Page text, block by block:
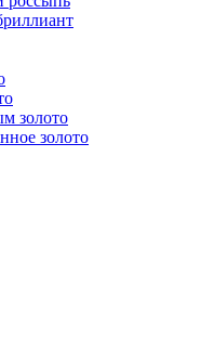
золото
золото